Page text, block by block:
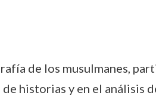
de los musulmanes,
historias y en el análisis